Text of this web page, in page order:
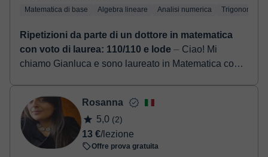
Matematica di base Algebra lineare Analisi numerica Trigonometria
Ripetizioni da parte di un dottore in matematica
con voto di laurea: 110/110 e lode ⏤ Ciao! Mi
chiamo Gianluca e sono laureato in Matematica con
Rosanna
5,0 (2)
13 €/lezione
Offre prova gratuita